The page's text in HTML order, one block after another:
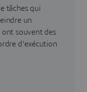
tâches qui
un
ont souvent des
d'exécution